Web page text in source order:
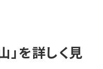
」を詳しく見